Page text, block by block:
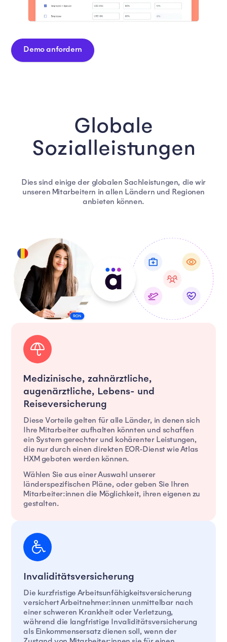
Demo anfordern
Globale
Sozialleistungen
Dies sind einige der globalen Sachleistungen, die wir
unseren Mitarbeitern in allen Ländern und Regionen
anbieten können.
Medizinische, zahnärztliche,
augenärztliche, Lebens- und
Reiseversicherung
Diese Vorteile gelten für alle Länder, in denen sich
Ihre Mitarbeiter aufhalten könnten und schaffen
ein System gerechter und kohärenter Leistungen,
die nur durch einen direkten EOR-Dienst wie Atlas
HXM geboten werden können.
Wählen Sie aus einer Auswahl unserer
länderspezifischen Pläne, oder geben Sie Ihren
Mitarbeiter:innen die Möglichkeit, ihren eigenen zu
gestalten.
Invaliditätsversicherung
Die kurzfristige Arbeitsunfähigkeitsversicherung
versichert Arbeitnehmer:innen unmittelbar nach
einer schweren Krankheit oder Verletzung,
während die langfristige Invaliditätsversicherung
als Einkommensersatz dienen soll, wenn der